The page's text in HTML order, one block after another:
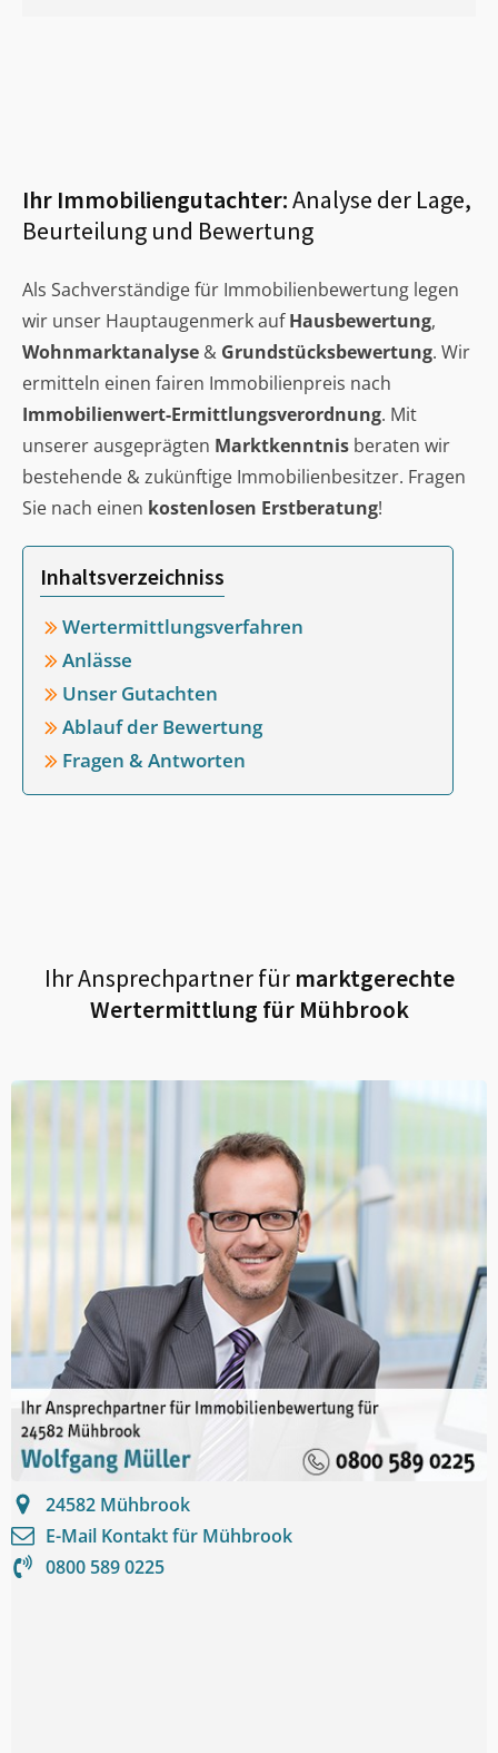
Ihr Immobiliengutachter:Analyse der Lage,
Beurteilung und Bewertung
Als Sachverständige für Immobilienbewertung legen
wir unser Hauptaugenmerk aufHausbewertung,
Wohnmarktanalyse & Grundstücksbewertung. Wir
ermitteln einen fairen Immobilienpreis nach
Immobilienwert-Ermittlungsverordnung. Mit
unserer ausgeprägten Marktkenntnis beraten wir
bestehende & zukünftige Immobilienbesitzer. Fragen
Sie nach einen kostenlosen Erstberatung!
Inhaltsverzeichniss
Wertermittlungsverfahren
Anlässe
Unser Gutachten
Ablauf der Bewertung
Fragen & Antworten
Ihr Ansprechpartner fürmarktgerechte
Wertermittlung für Mühbrook
24582 Mühbrook
E-Mail Kontakt für Mühbrook
0800 589 0225